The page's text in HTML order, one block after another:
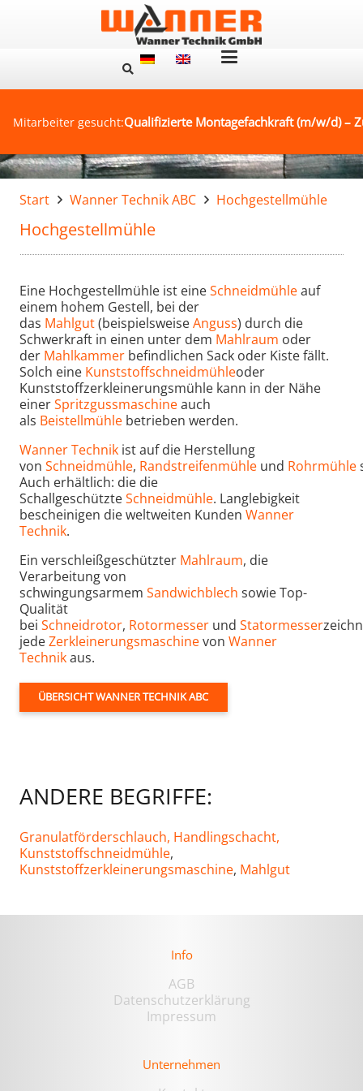
Mitarbeiter gesucht:Qualifizierte Montagefachkraft (m/w/d) –
Start Wanner Technik ABC Hochgestellmühle
Hochgestellmühle
Eine Hochgestellmühle ist eineSchneidmühleauf
einem hohem Gestell, bei der
das Mahlgut(beispielsweiseAnguss) durch die
Schwerkraft in einen unter dem Mahlraum oder
der Mahlkammer befindlichen Sack oder Kiste fällt.
Solch eine Kunststoffschneidmühleoder
Kunststoffzerkleinerungsmühle kann in der Nähe
einerSpritzgussmaschineauch
als Beistellmühle betrieben werden.
Wanner Technik ist auf die Herstellung
von Schneidmühle, Randstreifenmühle und Rohrmühle
Auch erhältlich: die die
SchallgeschützteSchneidmühle. Langlebigkeit
bescheinigen die weltweiten Kunden Wanner
Technik.
Ein verschleißgeschützter Mahlraum, die
Verarbeitung von
schwingungsarmem Sandwichblech sowie Top-
Qualität
bei Schneidrotor, Rotormesser und Statormesser
jedeZerkleinerungsmaschinevon Wanner
Technikaus.
ÜBERSICHT WANNER TECHNIK ABC
ANDERE BEGRIFFE:
Granulatförderschlauch, Handlingschacht,
Kunststoffschneidmühle,
Kunststoffzerkleinerungsmaschine, Mahlgut
Info
AGB
Datenschutzerklärung
Impressum
Unternehmen